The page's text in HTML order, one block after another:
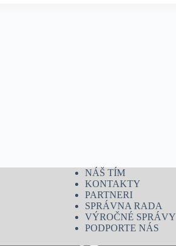
NÁŠ TÍM
KONTAKTY
PARTNERI
SPRÁVNA RADA
VÝROČNÉ SPRÁVY
PODPORTE NÁS